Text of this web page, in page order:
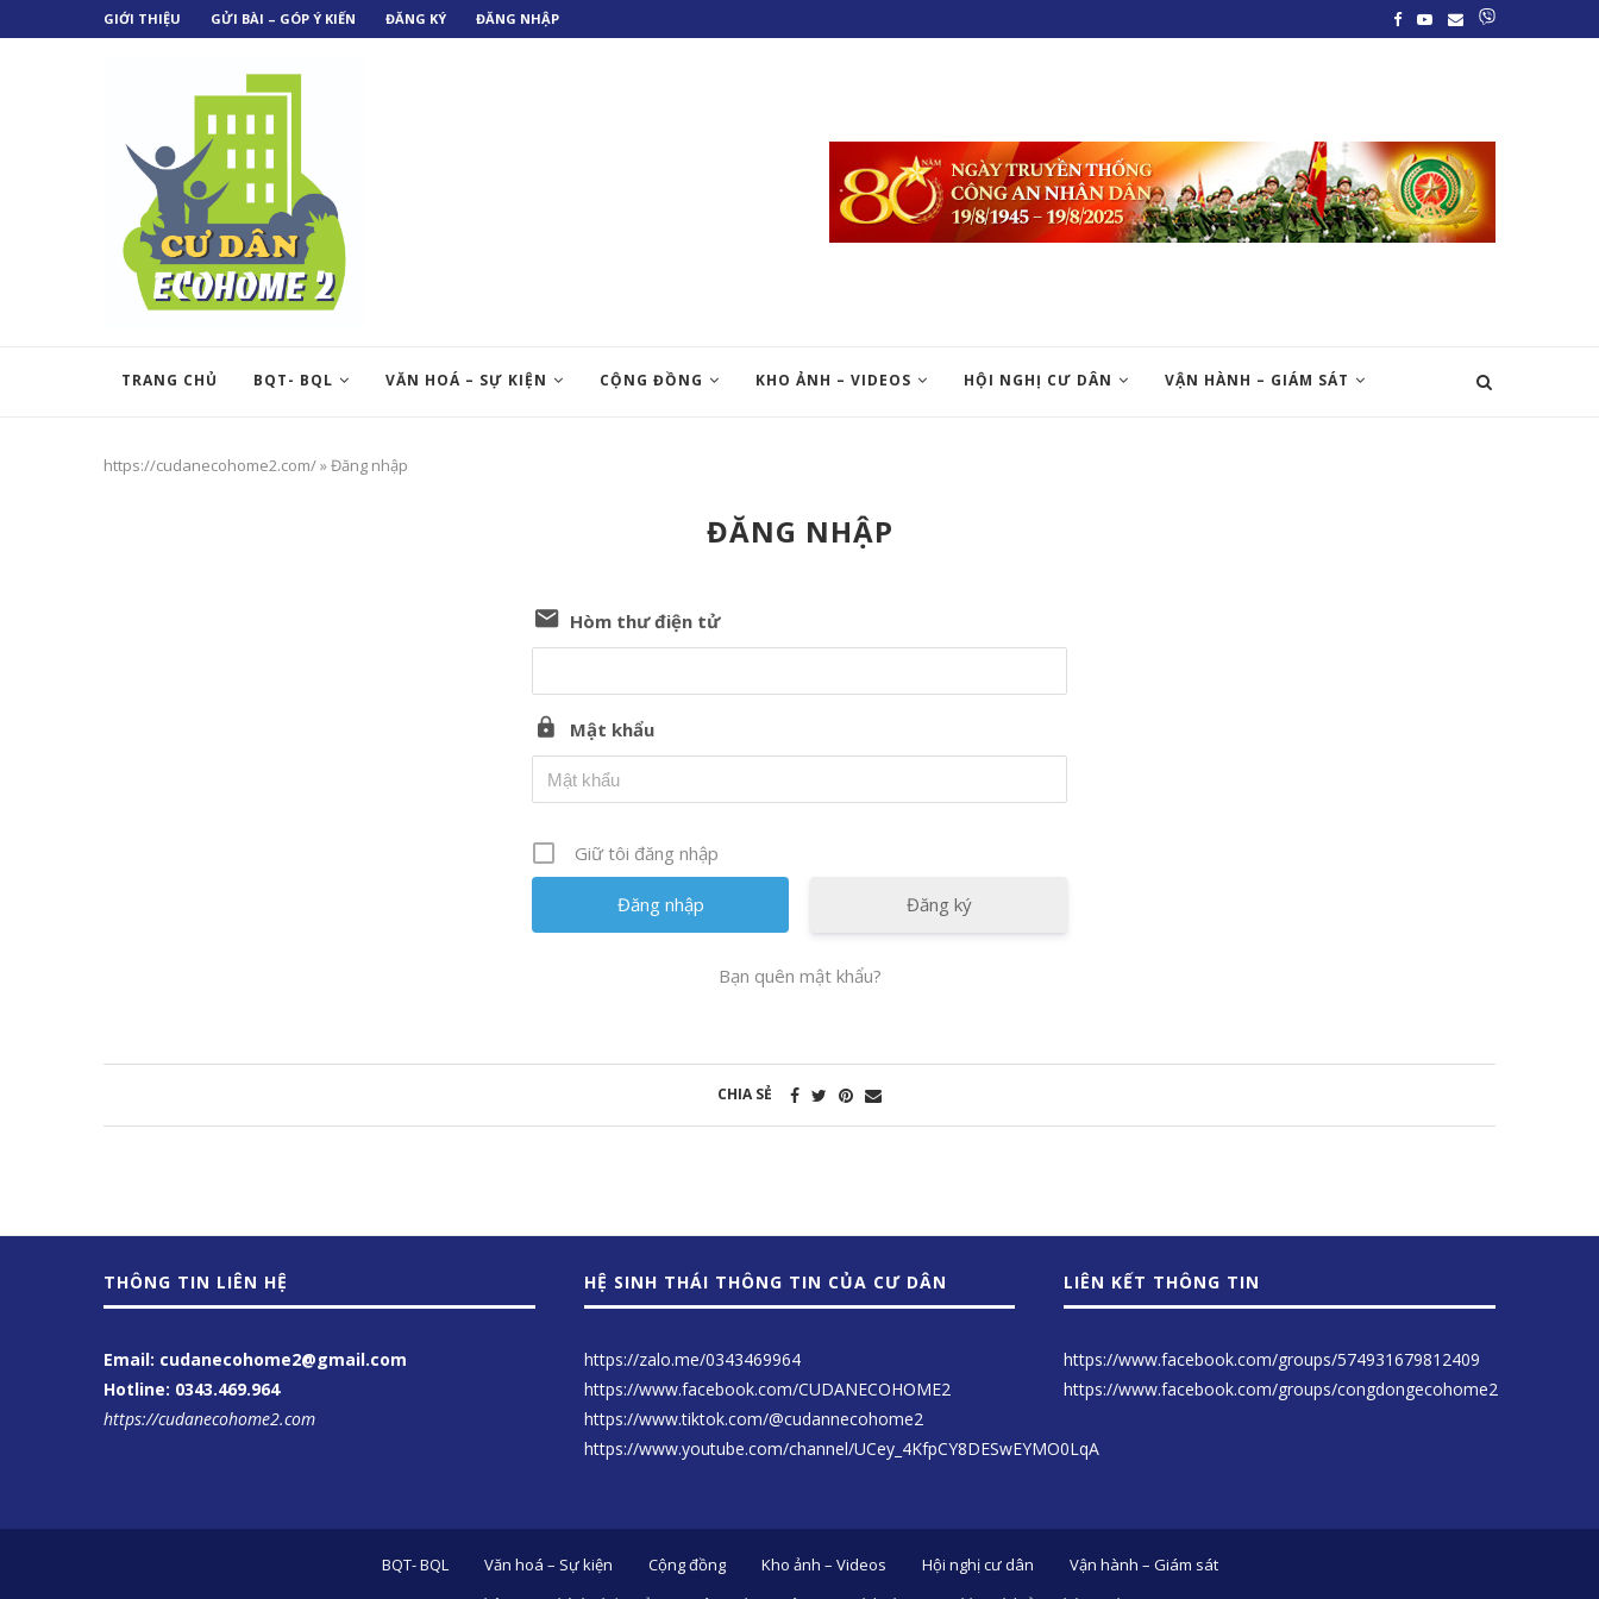
GIỚI THIỆU GỬI BÀI – GÓP Ý KIẾN ĐĂNG KÝ ĐĂNG NHẬP
TRANG CHỦ BQT- BQL VĂN HOÁ – SỰ KIỆN CỘNG ĐỒNG KHO ẢNH – VIDEOS HỘI NGHỊ CƯ DÂN VẬN HÀNH – GIÁM SÁT
https://cudanecohome2.com/»Đăng nhập
ĐĂNG NHẬP
Hòm thư điện tử
Mật khẩu
Giữ tôi đăng nhập
Đăng ký
Bạn quên mật khẩu?
CHIA SẺ
THÔNG TIN LIÊN HỆ
Email: cudanecohome2@gmail.com
Hotline: 0343.469.964
https://cudanecohome2.com
HỆ SINH THÁI THÔNG TIN CỦA CƯ DÂN
https://zalo.me/0343469964
https://www.facebook.com/CUDANECOHOME2
https://www.tiktok.com/@cudannecohome2
https://www.youtube.com/channel/UCey_4KfpCY8DESwEYMO0LqA
LIÊN KẾT THÔNG TIN
https://www.facebook.com/groups/574931679812409
https://www.facebook.com/groups/congdongecohome2
BQT- BQL Văn hoá – Sự kiện Cộng đồng Kho ảnh – Videos Hội nghị cư dân Vận hành – Giám sát